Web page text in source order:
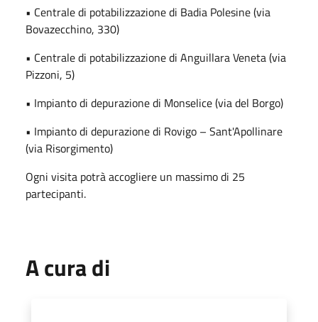
• Centrale di potabilizzazione di Badia Polesine (via
Bovazecchino, 330)
• Centrale di potabilizzazione di Anguillara Veneta (via
Pizzoni, 5)
• Impianto di depurazione di Monselice (via del Borgo)
• Impianto di depurazione di Rovigo – Sant'Apollinare
(via Risorgimento)
Ogni visita potrà accogliere un massimo di 25
partecipanti.
A cura di